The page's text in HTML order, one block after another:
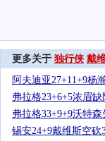
更多关于 独行侠 戴
阿夫迪亚27+11+9杨
弗拉格23+6+5浓眉
弗拉格33+9+9沃特
锡安24+9戴维斯空